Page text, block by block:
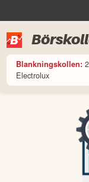
Blankningskollen:
Electrolux